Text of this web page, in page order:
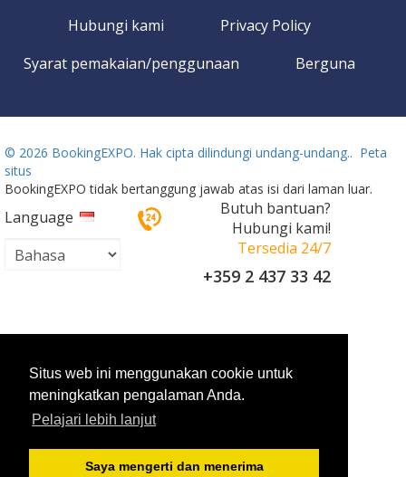
Situs web ini menggunakan cookie untuk
meningkatkan pengalaman Anda.
Pelajari lebih lanjut
Saya mengerti dan menerima
Hubungi kami
Privacy Policy
Syarat pemakaian/penggunaan
Berguna
© 2026 BookingEXPO. Hak cipta dilindungi undang-undang.. Peta
situs
BookingEXPO tidak bertanggung jawab atas isi dari laman luar.
Language
Butuh bantuan?
Hubungi kami!
Tersedia 24/7
+359 2 437 33 42